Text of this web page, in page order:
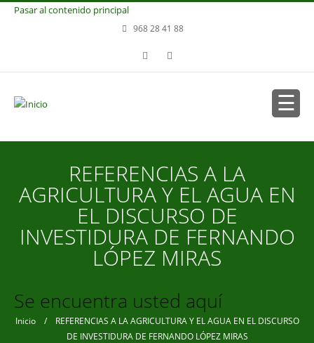
Pasar al contenido principal
968 28 41 88
REFERENCIAS A LA
AGRICULTURA Y EL AGUA EN
EL DISCURSO DE
INVESTIDURA DE FERNANDO
LÓPEZ MIRAS
Se encuentra usted aquí
Inicio/ REFERENCIAS A LA AGRICULTURA Y EL AGUA EN EL DISCURSO
DE INVESTIDURA DE FERNANDO LÓPEZ MIRAS